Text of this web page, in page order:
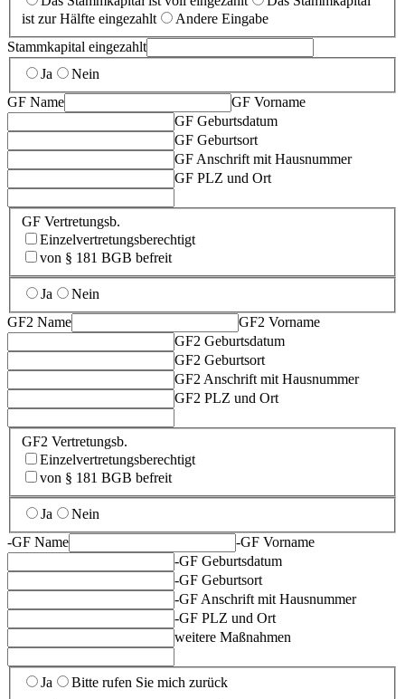
ist zur Hälfte eingezahlt
Andere Eingabe
Stammkapital eingezahlt
Ja
Nein
GF Name
GF Vorname
GF Geburtsdatum
GF Geburtsort
GF Anschrift mit Hausnummer
GF PLZ und Ort
GF Vertretungsb.
Einzelvertretungsberechtigt
von § 181 BGB befreit
Ja
Nein
GF2 Name
GF2 Vorname
GF2 Geburtsdatum
GF2 Geburtsort
GF2 Anschrift mit Hausnummer
GF2 PLZ und Ort
GF2 Vertretungsb.
Einzelvertretungsberechtigt
von § 181 BGB befreit
Ja
Nein
-GF Name
-GF Vorname
-GF Geburtsdatum
-GF Geburtsort
-GF Anschrift mit Hausnummer
-GF PLZ und Ort
weitere Maßnahmen
Ja
Bitte rufen Sie mich zurück